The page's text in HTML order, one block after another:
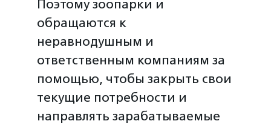
Поэтому зоопарки и
обращаются к
неравнодушным и
ответственным компаниям за
помощью, чтобы закрыть свои
текущие потребности и
направлять зарабатываемые